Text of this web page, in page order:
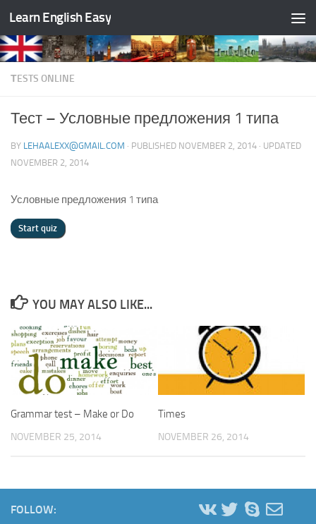
Skip to content
Learn English Easy
ТESTS ONLINE
Тест – Условные предложения 1 типа
BY LEHAALEXX@GMAIL.COM · PUBLISHED NOVEMBER 2, 2014 · UPDATED
NOVEMBER 2, 2014
Условные предложения 1 типа
YOU MAY ALSO LIKE...
Grammar test – Make or Do
NOVEMBER 25, 2014
Times
NOVEMBER 26, 2014
FOLLOW: